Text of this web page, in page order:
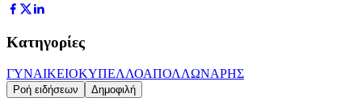
Κατηγορίες
ΓΥΝΑΙΚΕΙΟΚΥΠΕΛΛΟΑΠΟΛΛΩΝΑΡΗΣ
Ροή ειδήσεων Δημοφιλή